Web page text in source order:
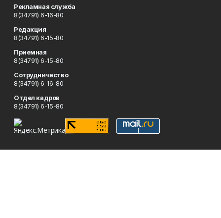
Рекламная служба
8(34791) 6-16-80
Редакция
8(34791) 6-15-80
Приемная
8(34791) 6-15-80
Сотрудничество
8(34791) 6-16-80
Отдел кадров
8(34791) 6-15-80